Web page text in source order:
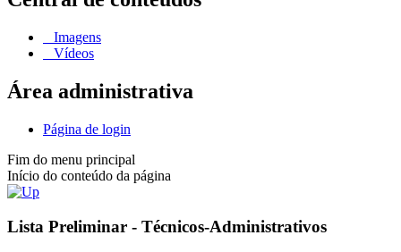
Imagens
Vídeos
Área administrativa
Página de login
Fim do menu principal
Início do conteúdo da página
Lista Preliminar - Técnicos-Administrativos